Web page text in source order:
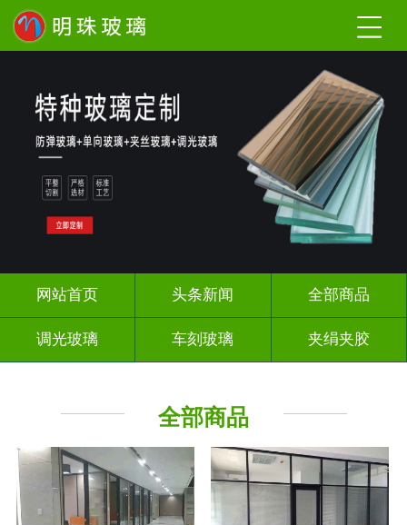
网站首页 头条新闻 全部商品
调光玻璃 车刻玻璃 夹绢夹胶
智能镜子
全部商品